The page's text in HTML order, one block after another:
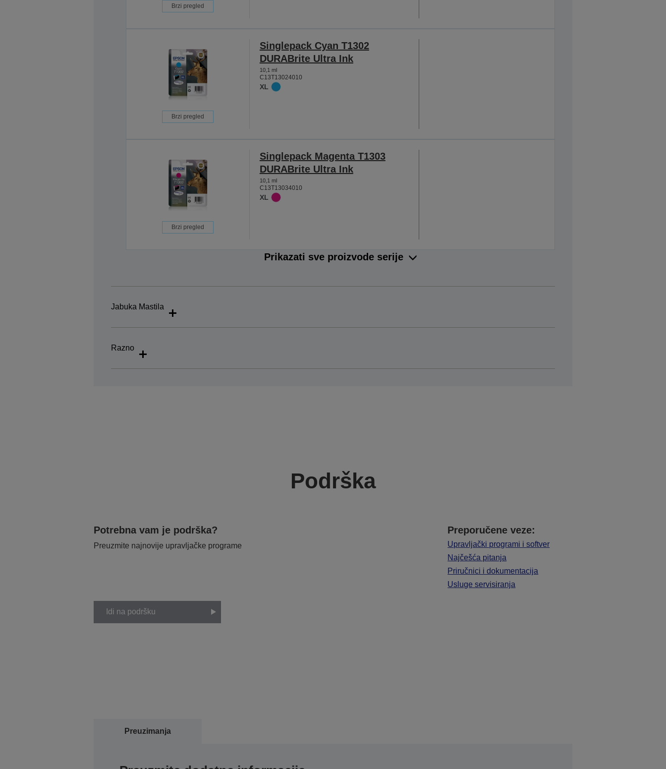
Brzi pregled
Brzi pregled
Singlepack Cyan T1302
DURABrite Ultra Ink
10,1 ml
C13T13024010
XL
Brzi pregled
Singlepack Magenta T1303
DURABrite Ultra Ink
10,1 ml
C13T13034010
XL
Prikazati sve proizvode serije
Jabuka Mastila
Razno
Podrška
Potrebna vam je podrška?
Preuzmite najnovije upravljačke programe
Preporučene veze:
Upravljački programi i softver
Najčešća pitanja
Priručnici i dokumentacija
Usluge servisiranja
Idi na podršku
Preuzimanja